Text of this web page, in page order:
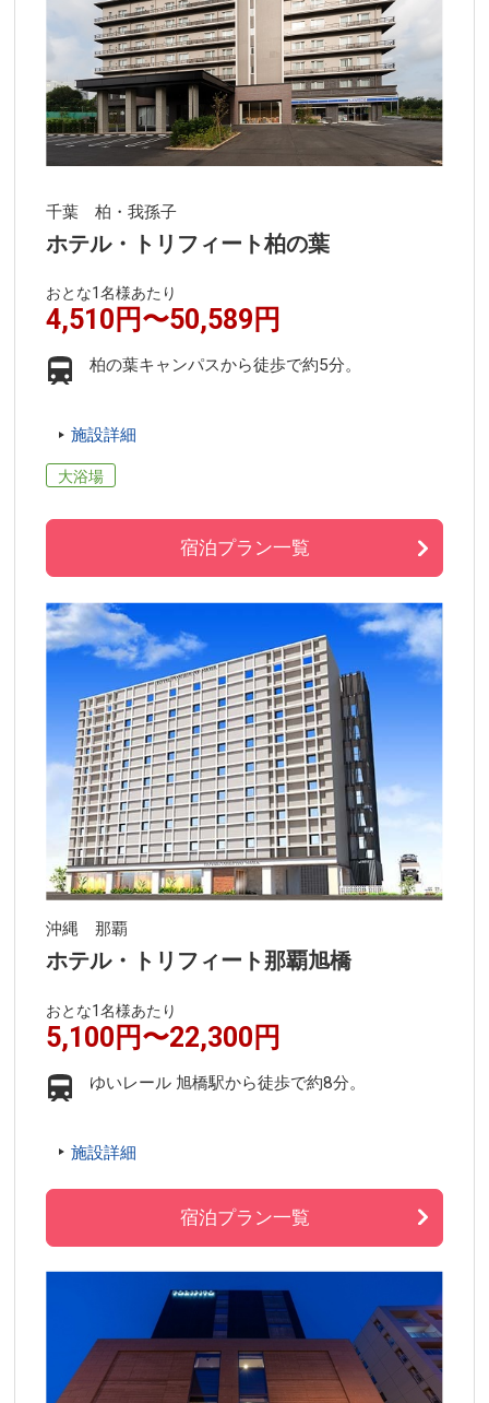
千葉 柏・我孫子
ホテル・トリフィート柏の葉
おとな1名様あたり
4,510円〜50,589円
柏の葉キャンパスから徒歩で約5分。
施設詳細
大浴場
宿泊プラン一覧
沖縄 那覇
ホテル・トリフィート那覇旭橋
おとな1名様あたり
5,100円〜22,300円
ゆいレール 旭橋駅から徒歩で約8分。
施設詳細
宿泊プラン一覧